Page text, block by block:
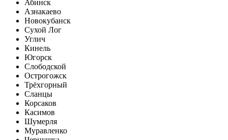
Абинск
Азнакаево
Новокубанск
Сухой Лог
Углич
Кинель
Югорск
Слободской
Острогожск
Трёхгорный
Сланцы
Корсаков
Касимов
Шумерля
Муравленко